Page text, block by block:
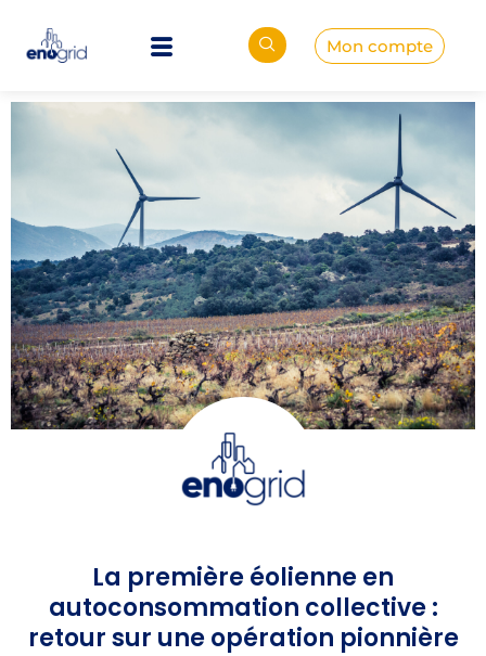
Mon compte
La première éolienne en
autoconsommation collective :
retour sur une opération pionnière